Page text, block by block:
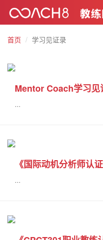
首页
学习见证录
Mentor Coach学习见
...
《国际动机分析师认
...